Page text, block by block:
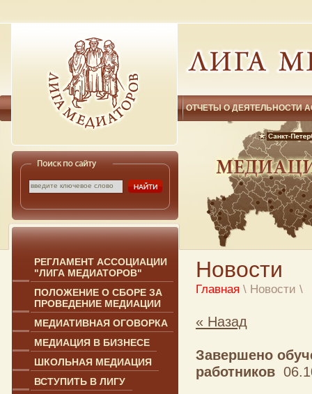
ОТЧЕТЫ О ДЕЯТЕЛЬНОСТИ
РЕГЛАМЕНТ АССОЦИАЦИИ
"ЛИГА МЕДИАТОРОВ"
ПОЛОЖЕНИЕ О СБОРЕ ЗА
ПРОВЕДЕНИЕ МЕДИАЦИИ
МЕДИАТИВНАЯ ОГОВОРКА
МЕДИАЦИЯ В БИЗНЕСЕ
ШКОЛЬНАЯ МЕДИАЦИЯ
ВСТУПИТЬ В ЛИГУ
Новости
Главная \ Новости \
« Назад
Завершено
работников